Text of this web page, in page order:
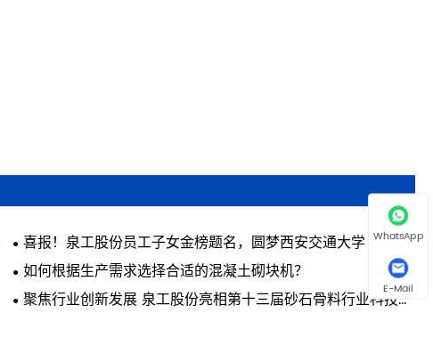
喜报！泉工股份员工子女金榜题名，圆梦西安交通大学
如何根据生产需求选择合适的混凝土砌块机？
聚焦行业创新发展 泉工股份亮相第十三届砂石骨料行业科技创
WhatsApp
E-Mail